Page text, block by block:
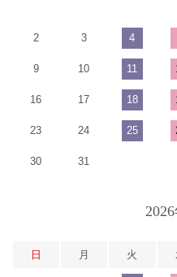
2 3 4
9 10 11
16 17 18
23 24 25
30 31
日 月 火